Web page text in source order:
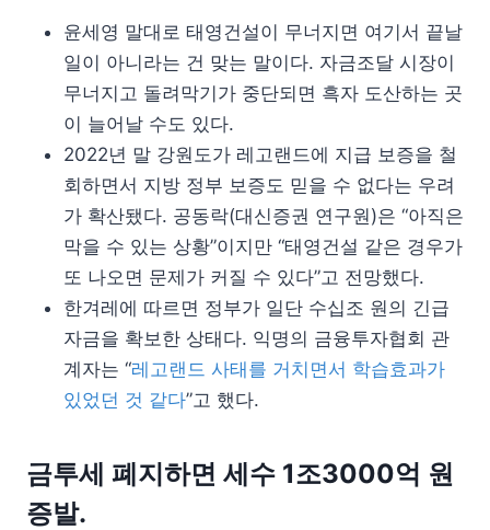
윤세영 말대로 태영건설이 무너지면 여기서 끝날
일이 아니라는 건 맞는 말이다. 자금조달 시장이
무너지고 돌려막기가 중단되면 흑자 도산하는 곳
이 늘어날 수도 있다.
2022년 말 강원도가 레고랜드에 지급 보증을 철
회하면서 지방 정부 보증도 믿을 수 없다는 우려
가 확산됐다. 공동락(대신증권 연구원)은 “아직은
막을 수 있는 상황”이지만 “태영건설 같은 경우가
또 나오면 문제가 커질 수 있다”고 전망했다.
한겨레에 따르면 정부가 일단 수십조 원의 긴급
자금을 확보한 상태다. 익명의 금융투자협회 관
계자는 “레고랜드 사태를 거치면서 학습효과가
있었던 것 같다”고 했다.
금투세 폐지하면 세수 1조3000억 원
증발.